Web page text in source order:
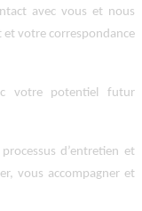
avec vous et nous
votre correspondance
votre potentiel futur
d’entretien et
vous accompagner et